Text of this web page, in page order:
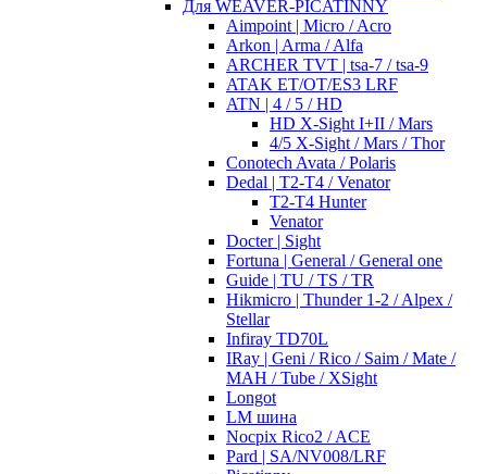
Для WEAVER-PICATINNY
Aimpoint | Micro / Acro
Arkon | Arma / Alfa
ARCHER TVT | tsa-7 / tsa-9
ATAK ET/OT/ES3 LRF
ATN | 4 / 5 / HD
HD X-Sight I+II / Mars
4/5 X-Sight / Mars / Thor
Conotech Avata / Polaris
Dedal | T2-T4 / Venator
T2-T4 Hunter
Venator
Docter | Sight
Fortuna | General / General one
Guide | TU / TS / TR
Hikmicro | Thunder 1-2 / Alpex /
Stellar
Infiray TD70L
IRay | Geni / Rico / Saim / Mate /
MAH / Tube / XSight
Longot
LM шина
Nocpix Rico2 / ACE
Pard | SA/NV008/LRF